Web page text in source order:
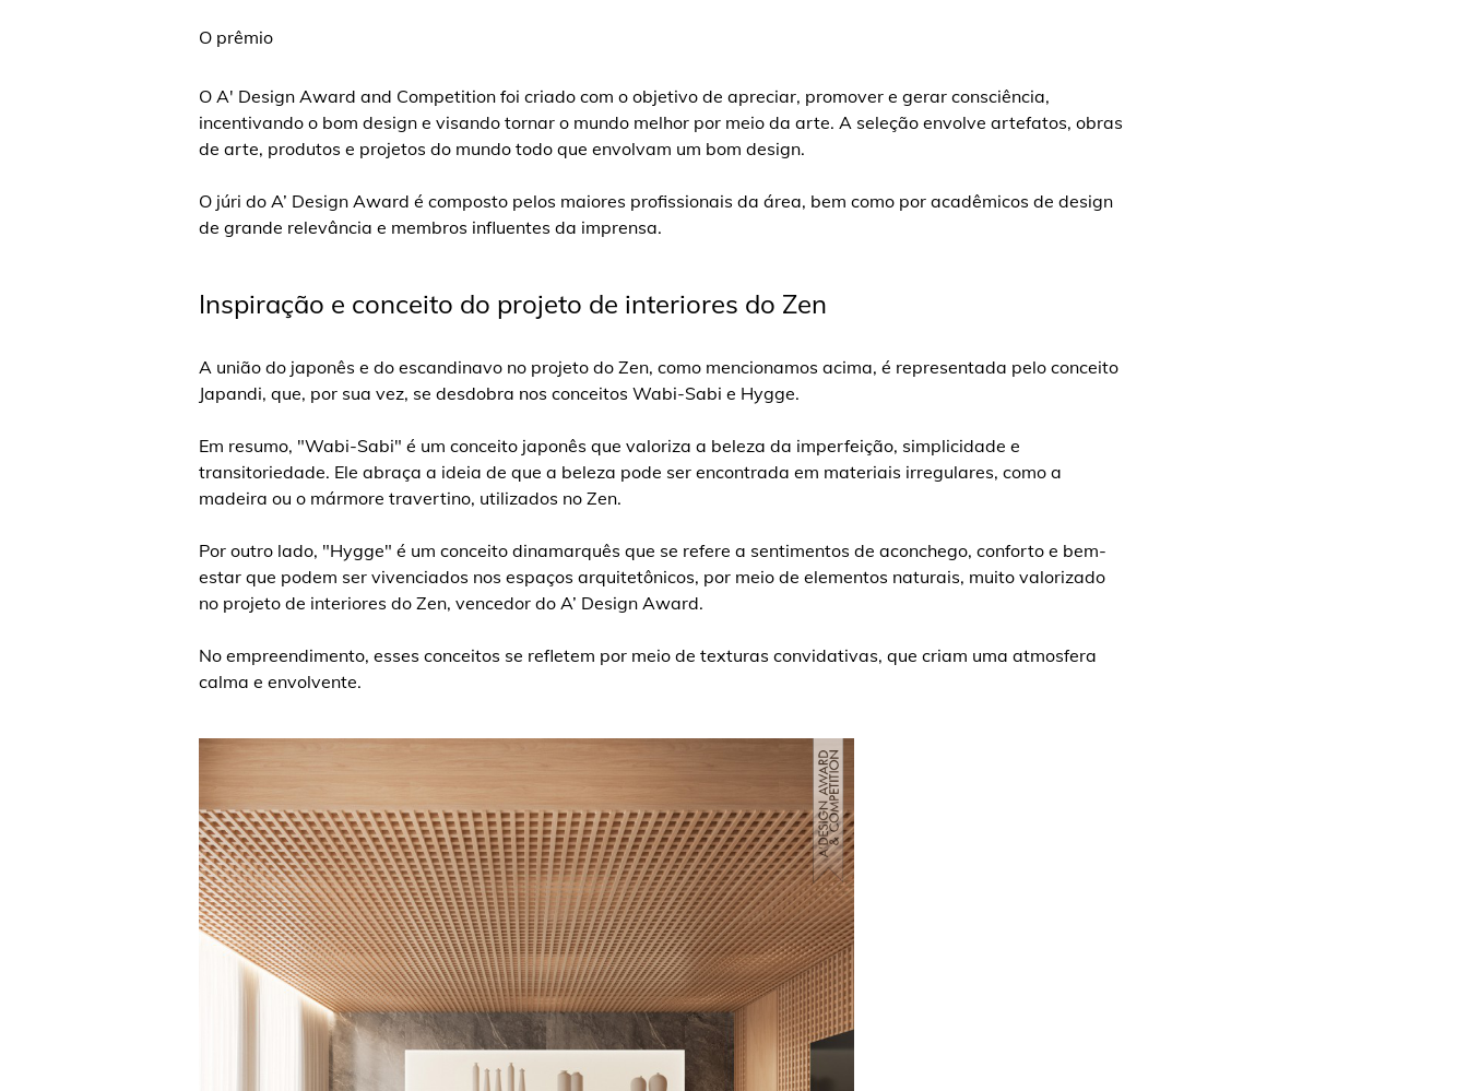
O prêmio
O A' Design Award and Competition foi criado com o objetivo de apreciar, promover e gerar consciência,
incentivando o bom design e visando tornar o mundo melhor por meio da arte. A seleção envolve artefatos, obras
de arte, produtos e projetos do mundo todo que envolvam um bom design.
O júri do A’ Design Award é composto pelos maiores profissionais da área, bem como por acadêmicos de design
de grande relevância e membros influentes da imprensa.
Inspiração e conceito do projeto de interiores do Zen
A união do japonês e do escandinavo no projeto do Zen, como mencionamos acima, é representada pelo conceito
Japandi, que, por sua vez, se desdobra nos conceitos Wabi-Sabi e Hygge.
Em resumo, "Wabi-Sabi" é um conceito japonês que valoriza a beleza da imperfeição, simplicidade e
transitoriedade. Ele abraça a ideia de que a beleza pode ser encontrada em materiais irregulares, como a
madeira ou o mármore travertino, utilizados no Zen.
Por outro lado, "Hygge" é um conceito dinamarquês que se refere a sentimentos de aconchego, conforto e bem-
estar que podem ser vivenciados nos espaços arquitetônicos, por meio de elementos naturais, muito valorizado
no projeto de interiores do Zen, vencedor do A’ Design Award.
No empreendimento, esses conceitos se refletem por meio de texturas convidativas, que criam uma atmosfera
calma e envolvente.